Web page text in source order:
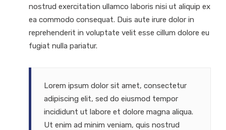
nostrud exercitation ullamco laboris nisi ut aliquip ex
ea commodo consequat. Duis aute irure dolor in
reprehenderit in voluptate velit esse cillum dolore eu
fugiat nulla pariatur.
Lorem ipsum dolor sit amet, consectetur
adipiscing elit, sed do eiusmod tempor
incididunt ut labore et dolore magna aliqua.
Ut enim ad minim veniam, quis nostrud